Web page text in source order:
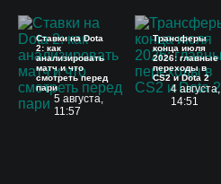
Ставки на Dota
2: как
анализировать
матч и что
смотреть перед
пари
5 августа,
11:57
Трансферы
конца июля
2026: главные
переходы в
CS2 и Dota 2
4 августа,
14:51